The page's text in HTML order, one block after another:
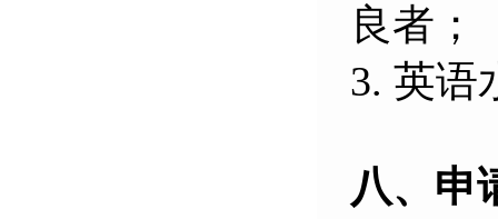
良者；
3. 英语
八、申